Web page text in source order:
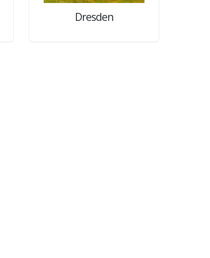
Dresden